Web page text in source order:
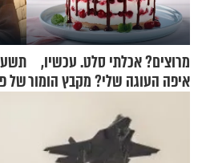
מרוצים? אכלתי סלט. עכשיו,
איפה העוגה שלי? מקבץ הומורשל